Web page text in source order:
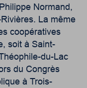
Normand,
La même
coopératives
soit à Saint-
du-Lac
du Congrès
à Trois-